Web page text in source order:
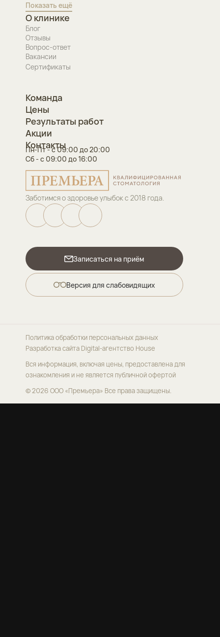
Заботимся о здоровье улыбок с 2018 года.
Записаться на приём
Версия для слабовидящих
Показать ещё
О клинике
Блог
Отзывы
Вопрос-ответ
Вакансии
Сертификаты
Команда
Цены
Результаты работ
Акции
Контакты
Пн-Пт - с 09:00 до 20:00
Сб - с 09:00 до 16:00
© 2026 ООО «Премьера» Все права защищены.
Вся информация, включая цены, предоставлена для
ознакомления и не является публичной офертой
Политика обработки персональных данных
Разработка сайтаDigital-агентство House